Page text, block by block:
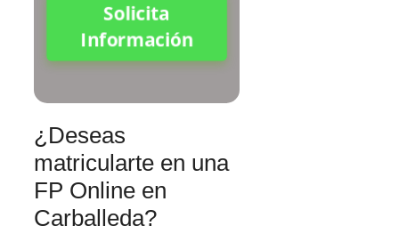
Solicita
Información
¿Deseas
matricularte en una
FP Online en
Carballeda?